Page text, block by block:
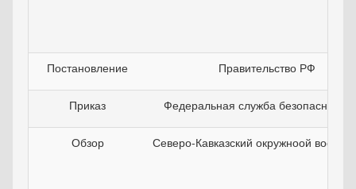
Постановление Правительство РФ
Приказ Федеральная служба
Обзор Северо-Кавказский окружноой